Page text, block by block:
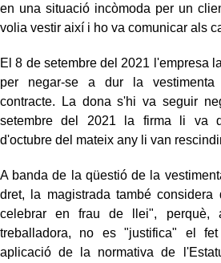
en una situació incòmoda per un
volia vestir així i ho va comunicar als
El 8 de setembre del 2021 l'empresa
per negar-se a dur la
contracte. La dona s'hi va seguir
setembre del 2021 la firma li va
d'octubre del mateix any li van
A banda de la qüestió de la
dret, la magistrada també
celebrar en frau de llei", perquè,
treballadora, no es "justifica" el
aplicació de la normativa de